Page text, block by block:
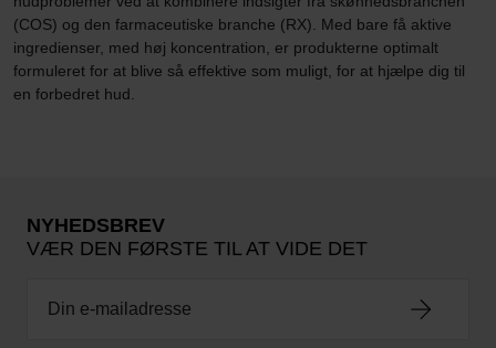
(COS) og den farmaceutiske branche (RX). Med bare få aktive
ingredienser, med høj koncentration, er produkterne optimalt
formuleret for at blive så effektive som muligt, for at hjælpe dig til
en forbedret hud.
NYHEDSBREV
VÆR DEN FØRSTE TIL AT VIDE DET